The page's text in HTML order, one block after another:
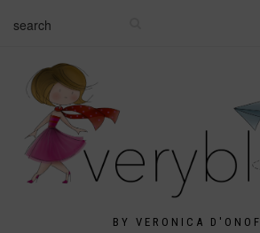
BY VERONICA